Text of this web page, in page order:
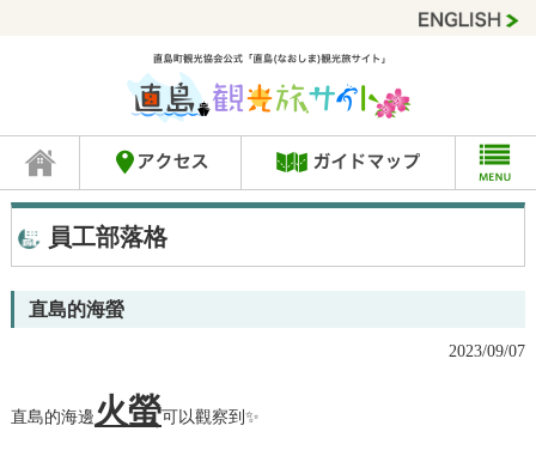
員工部落格
直島的海螢
2023/09/07
直島的海邊 火螢可以觀察到✨